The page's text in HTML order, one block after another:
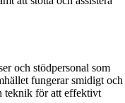
och stödpersonal som
fungerar smidigt och
teknik för att effektivt